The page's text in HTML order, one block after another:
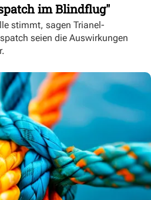
im Blindflug"
stimmt, sagen Trianel-
seien die Auswirkungen